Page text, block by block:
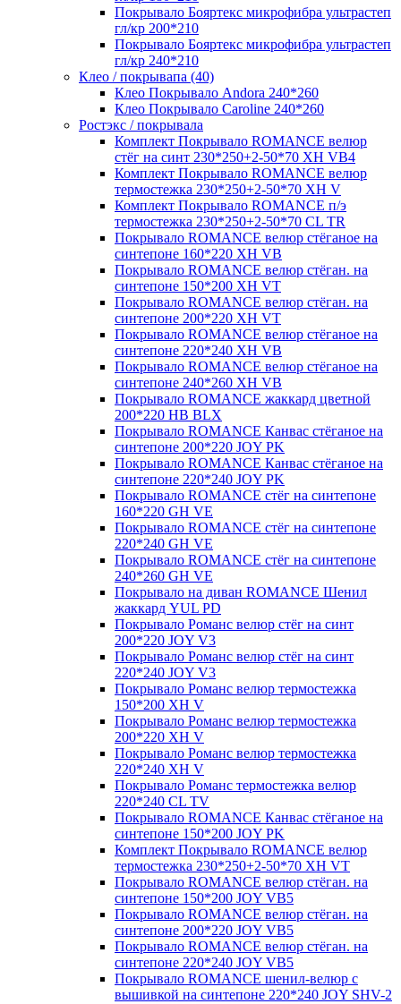
Покрывало Бояртекс микрофибра ультрастеп
гл/кр 200*210
Покрывало Бояртекс микрофибра ультрастеп
гл/кр 240*210
Клео / покрывапа (40)
Клео Покрывало Andora 240*260
Клео Покрывало Caroline 240*260
Ростэкс / покрывала
Комплект Покрывало ROMANCE велюр
стёг на синт 230*250+2-50*70 XH VB4
Комплект Покрывало ROMANCE велюр
термостежка 230*250+2-50*70 XH V
Комплект Покрывало ROMANCE п/э
термостежка 230*250+2-50*70 CL TR
Покрывало ROMANCE велюр стёганое на
синтепоне 160*220 XH VB
Покрывало ROMANCE велюр стёган. на
синтепоне 150*200 XH VT
Покрывало ROMANCE велюр стёган. на
синтепоне 200*220 XH VT
Покрывало ROMANCE велюр стёганое на
синтепоне 220*240 XH VB
Покрывало ROMANCE велюр стёганое на
синтепоне 240*260 XH VB
Покрывало ROMANCE жаккард цветной
200*220 HB BLX
Покрывало ROMANCE Канвас стёганое на
синтепоне 200*220 JOY PK
Покрывало ROMANCE Канвас стёганое на
синтепоне 220*240 JOY PK
Покрывало ROMANCE стёг на синтепоне
160*220 GH VE
Покрывало ROMANCE стёг на синтепоне
220*240 GH VE
Покрывало ROMANCE стёг на синтепоне
240*260 GH VE
Покрывало на диван ROMANCE Шенил
жаккард YUL PD
Покрывало Романс велюр стёг на синт
200*220 JOY V3
Покрывало Романс велюр стёг на синт
220*240 JOY V3
Покрывало Романс велюр термостежка
150*200 XH V
Покрывало Романс велюр термостежка
200*220 XH V
Покрывало Романс велюр термостежка
220*240 XH V
Покрывало Романс термостежка велюр
220*240 CL TV
Покрывало ROMANCE Канвас стёганое на
синтепоне 150*200 JOY PK
Комплект Покрывало ROMANCE велюр
термостежка 230*250+2-50*70 XH VT
Покрывало ROMANCE велюр стёган. на
синтепоне 150*200 JOY VB5
Покрывало ROMANCE велюр стёган. на
синтепоне 200*220 JOY VB5
Покрывало ROMANCE велюр стёган. на
синтепоне 220*240 JOY VB5
Покрывало ROMANCE шенил-велюр с
вышивкой на синтепоне 220*240 JOY SHV-2